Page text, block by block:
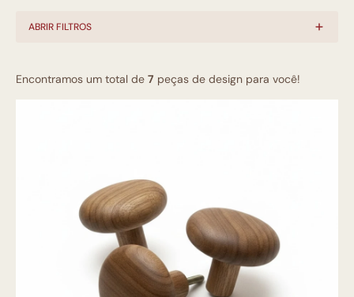
ABRIR FILTROS
Encontramos um total de 7 peças de design para você!